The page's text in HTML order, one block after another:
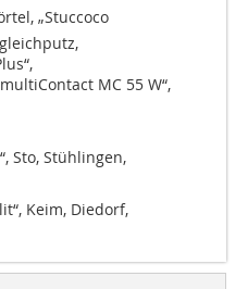
„Stuccoco
MC 55 W“,
Sto, Stühlingen,
Keim, Diedorf,